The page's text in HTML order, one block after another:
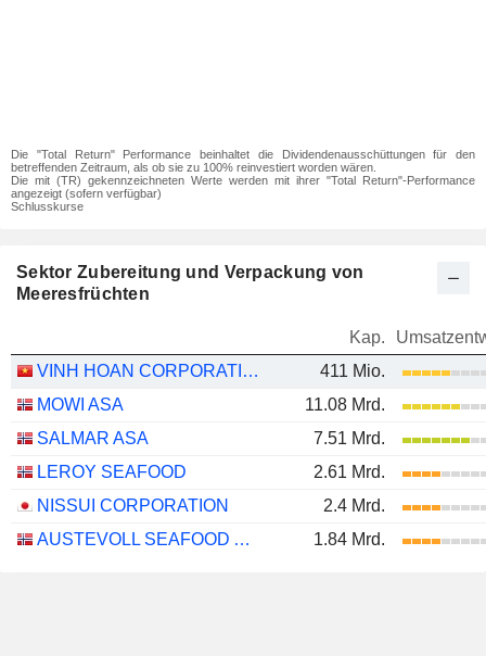
Die "Total Return" Performance beinhaltet die Dividendenausschüttungen für den
betreffenden Zeitraum, als ob sie zu 100% reinvestiert worden wären.
Die mit (TR) gekennzeichneten Werte werden mit ihrer "Total Return"-Performance
angezeigt (sofern verfügbar)
Schlusskurse
Sektor Zubereitung und Verpackung von
Meeresfrüchten
Kap.
VINH HOAN CORPORATION
411 Mio.
MOWI ASA
11.08 Mrd.
SALMAR ASA
7.51 Mrd.
LEROY SEAFOOD
2.61 Mrd.
NISSUI CORPORATION
2.4 Mrd.
AUSTEVOLL SEAFOOD ASA
1.84 Mrd.